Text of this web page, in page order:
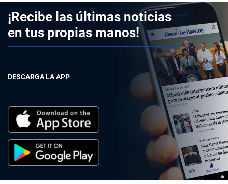
¡Recibe las últimas noticias
en tus propias manos!
DESCARGA LA APP